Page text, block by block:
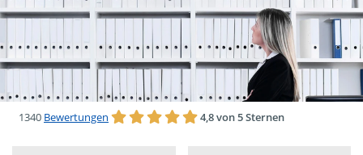
1340 Bewertungen 4,8 von 5 Sternen